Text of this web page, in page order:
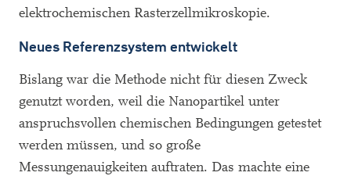
elektrochemischen Rasterzellmikroskopie.
Neues Referenzsystem entwickelt
Bislang war die Methode nicht für diesen Zweck
genutzt worden, weil die Nanopartikel unter
anspruchsvollen chemischen Bedingungen getestet
werden müssen, und so große
Messungenauigkeiten auftraten. Das machte eine